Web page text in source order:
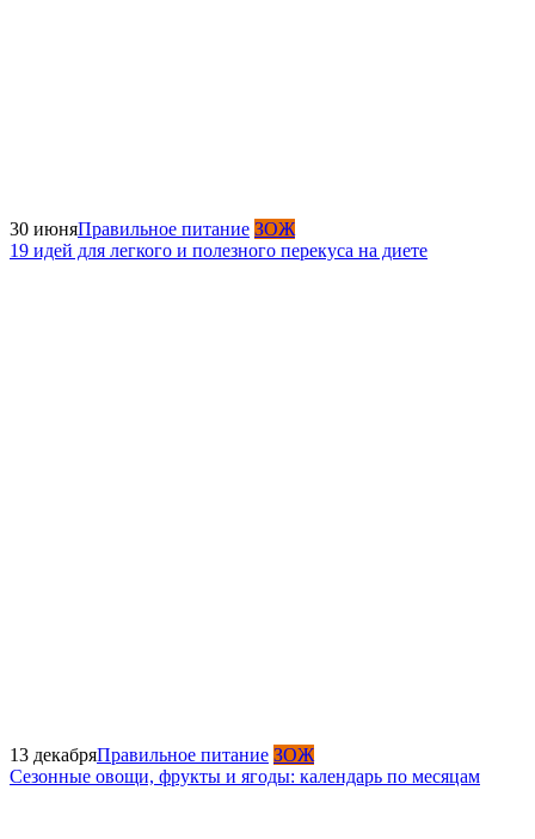
30 июняПравильное питание ЗОЖ
19 идей для легкого и полезного перекуса на диете
13 декабряПравильное питание ЗОЖ
Сезонные овощи, фрукты и ягоды: календарь по месяцам